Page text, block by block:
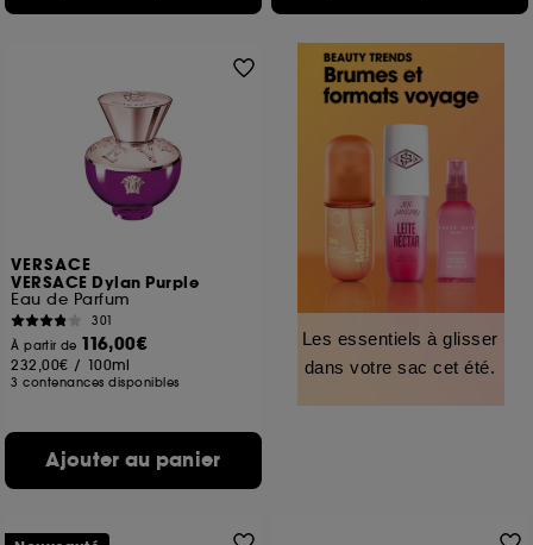
VERSACE
VERSACE Dylan Purple
Eau de Parfum
301
À partir de 116,00€
232,00€ / 100ml
3 contenances disponibles
Ajouter au panier
Les essentiels à glisser
dans votre sac cet été.